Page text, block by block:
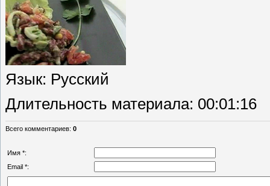
Язык: Русский
Длительность материала: 00:01:16
Всего комментариев: 0
Имя *:
Email *: